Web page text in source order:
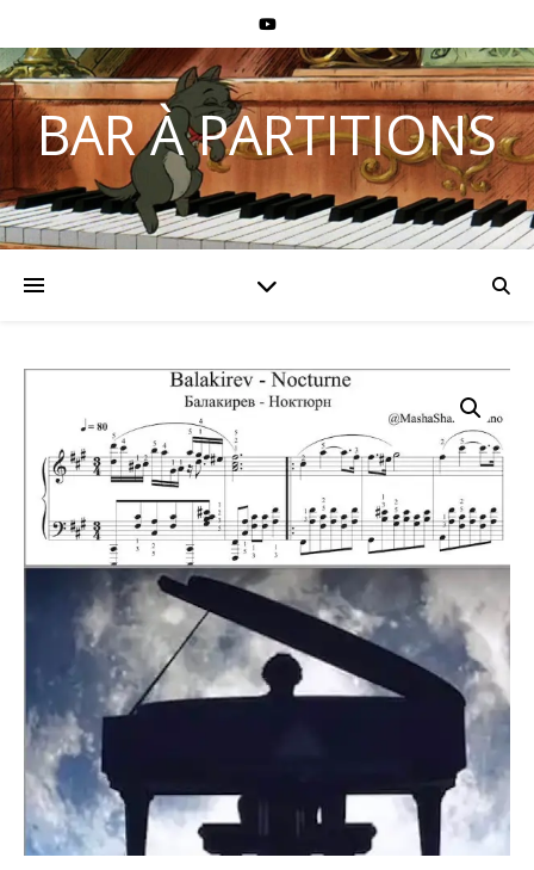
BAR À PARTITIONS